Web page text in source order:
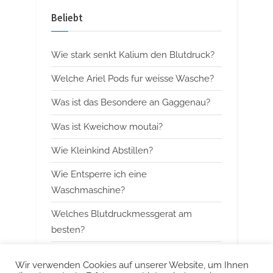
P
s
t
:
Beliebt
Wie stark senkt Kalium den Blutdruck?
Welche Ariel Pods fur weisse Wasche?
Was ist das Besondere an Gaggenau?
Was ist Kweichow moutai?
Wie Kleinkind Abstillen?
Wie Entsperre ich eine
Waschmaschine?
Welches Blutdruckmessgerat am
besten?
Wir verwenden Cookies auf unserer Website, um Ihnen